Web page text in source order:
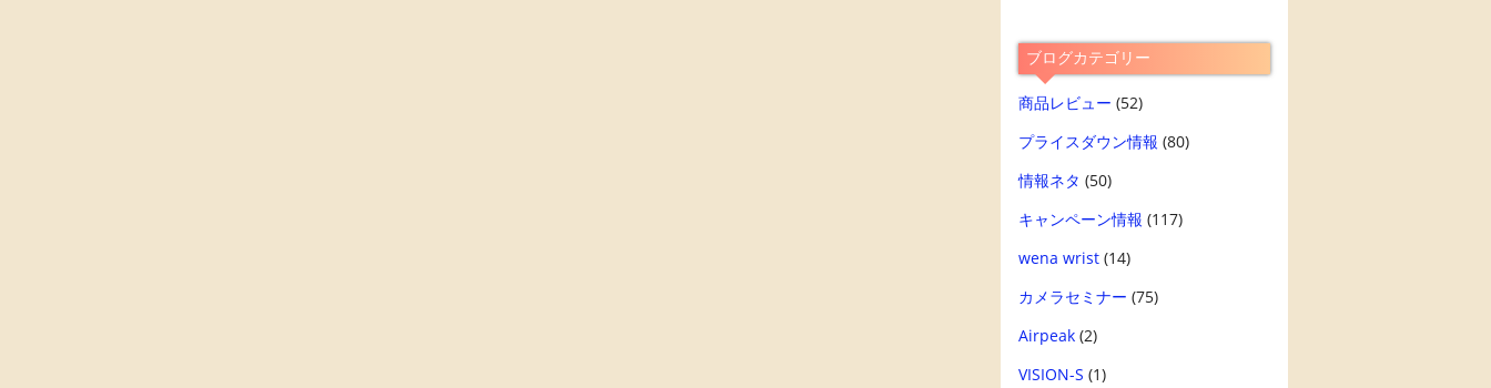
ブログカテゴリー
商品レビュー (52)
プライスダウン情報 (80)
情報ネタ (50)
キャンペーン情報 (117)
wena wrist(14)
カメラセミナー (75)
Airpeak(2)
VISION-S (1)